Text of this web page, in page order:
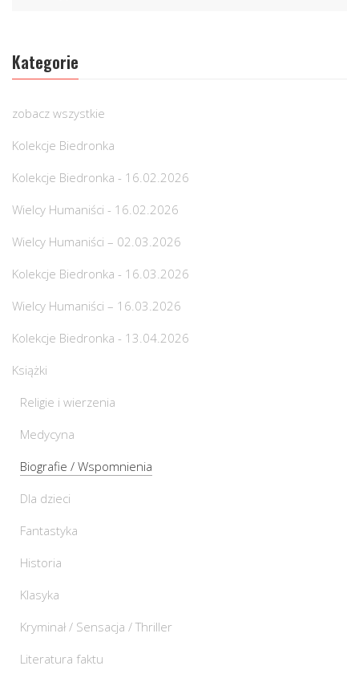
Kategorie
zobacz wszystkie
Kolekcje Biedronka
Kolekcje Biedronka - 16.02.2026
Wielcy Humaniści - 16.02.2026
Wielcy Humaniści – 02.03.2026
Kolekcje Biedronka - 16.03.2026
Wielcy Humaniści – 16.03.2026
Kolekcje Biedronka - 13.04.2026
Książki
Religie i wierzenia
Medycyna
Biografie / Wspomnienia
Dla dzieci
Fantastyka
Historia
Klasyka
Kryminał / Sensacja / Thriller
Literatura faktu